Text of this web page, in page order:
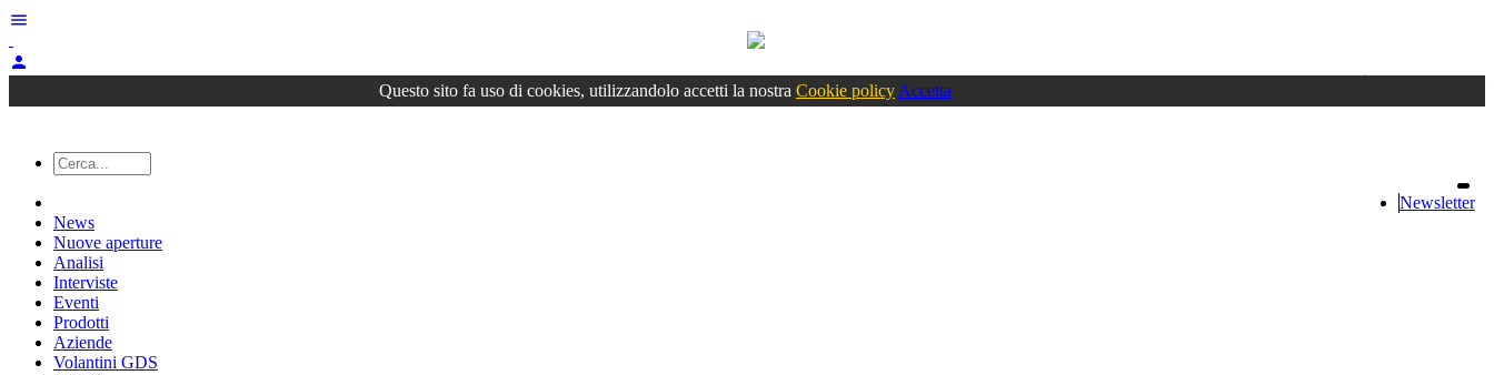
menu
person
Accedioppure registrati
Questo sito fa uso di cookies, utilizzandolo accetti la nostra Cookie policy Accetta
Newsletter
News
Nuove aperture
Analisi
Interviste
Eventi
Prodotti
Aziende
Volantini GDS